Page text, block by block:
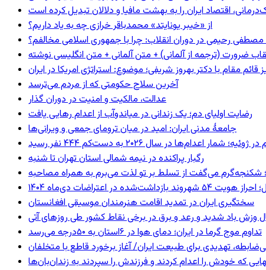
اقتصاد ایران را به بهشت مافیا و دلالان تبدیل کرده است
از «خیبر یونایتد» محمدباقر خرازی چه به یاد داریم؟
رحیمی در دوران انقلاب: چرا با جمهوری اسلامی مخالفم؟
ضرورت (ترجمه از آلمانی) + متن آلمانی + متن انگلیسی نوشته
مقام با دکتر بهروز شریفی؛ موضوع: استراتژی امریکا در ایران
آخرین سلاح حکومتی که از مردم می‌ترسد
عدالت، مالکیت و امنیت در دوران گذار
رضایت اولیای دم؛ یک زندانی در میاندوآب از اعدام رهایی یافت
جامعهٔ مدنی ایران: امید در میان ترومای جمعی و ویرانی‌ها
رگبار پراکنده در نیمه شمالی استان تهران تا شنبه
می‌گفت از تسلط بر تو لذت می‌برم به همراه مصاحبه
بازداشت‌شده در اعتراضات دی‌ماه ۱۴۰۴
سختگیری ایران در تمدید اقامت هنرمندان موسیقی افغانستان
وزش باد شدید و رعد و برق در برخی نقاط کشور طی روزهای آتی
تداوم موج گرما در ایران؛ دمای هوا در ۶استان به ۵۰درجه می‌رسد
تهدیدی برای طبیعت ایران/ آغاز برخورد قاطع با متخلفان
که خودش را اعدام کردند و فرزندش را سپردند به زندان‌بان‌ها